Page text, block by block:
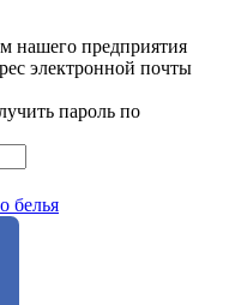
нашего предприятия
электронной почты
пароль по